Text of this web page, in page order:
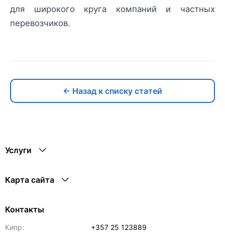
для широкого круга компаний и частных
перевозчиков.
← Назад к списку статей
Услуги
Карта сайта
Контакты
Кипр:
+357 25 123889